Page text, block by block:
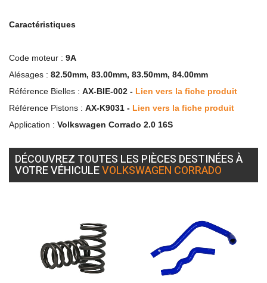
Caractéristiques
Code moteur : 9A
Alésages : 82.50mm, 83.00mm, 83.50mm, 84.00mm
Référence Bielles : AX-BIE-002 - Lien vers la fiche produit
Référence Pistons : AX-K9031 - Lien vers la fiche produit
Application : Volkswagen Corrado 2.0 16S
DÉCOUVREZ TOUTES LES PIÈCES DESTINÉES À
VOTRE VÉHICULEVOLKSWAGEN CORRADO